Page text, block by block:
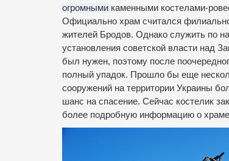
огромными каменными костелами-
Официально храм считался
жителей Бродов. Однако служить по
установления советской власти над
был нужен, поэтому после
полный упадок. Прошло бы еще
сооружений на территории Украины
шанс на спасение. Сейчас костелик
более подробную информацию о